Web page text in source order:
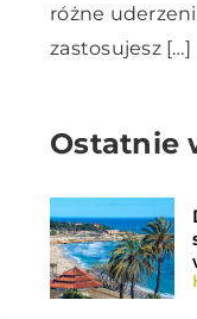
różne
zastosujesz […]
Ostatnie